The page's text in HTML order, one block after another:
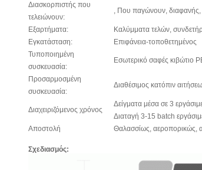
Διασκορπιστής που
τελειώνουν:
, Που παγώνουν,
Εξαρτήματα:
Καλύμματα τελών,
Εγκατάσταση:
Επιφάνεια-τοποθετημένος
Τυποποιημένη
συσκευασία:
Εσωτερικό σαφές κιβώτιο
Προσαρμοσμένη
συσκευασία:
Διαθέσιμος κατόπιν
Διαχειριζόμενος χρόνος
Δείγματα μέσα σε 3
Διαταγή 3-15 batch
Αποστολή
Θαλασσίως, αεροπορικώς,
Σχεδιασμός: